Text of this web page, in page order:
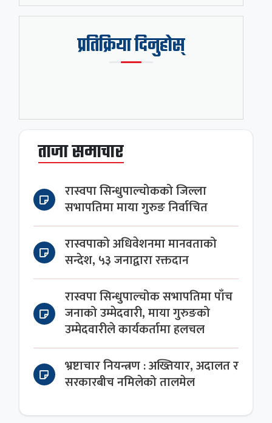
प्रतिक्रिया दिनुहोस्
ताजा समाचार
रास्वपा सिन्धुपाल्चोकको जिल्ला
सभापतिमा माया गुरुङ निर्वाचित
रास्वपाको अधिवेशनमा मानवताको
सन्देश, ५३ जनाद्वारा रक्तदान
रास्वपा सिन्धुपाल्चोक सभापतिमा पाँच
जनाको उम्मेदवारी, माया गुरुङको
उम्मेदवारीले कार्यकर्तामा हलचल
भ्रष्टाचार नियन्त्रण : अख्तियार, अदालत र
सरकारबीच नमिलेको तालमेल